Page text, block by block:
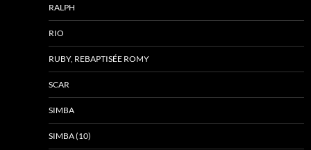
RALPH
RIO
RUBY, REBAPTISÉE ROMY
SCAR
SIMBA
SIMBA (10)